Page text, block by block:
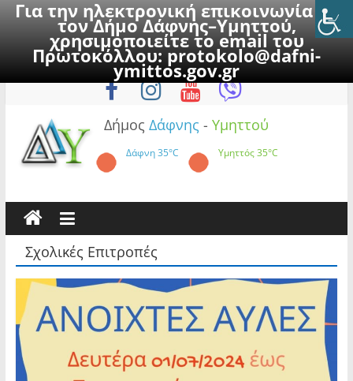
Για την ηλεκτρονική επικοινωνία με
τον Δήμο Δάφνης–Υμηττού,
χρησιμοποιείτε το email του
Πρωτοκόλλου:protokolo@dafni-
ymittos.gov.gr
to
Σάββατο, 8 Αυγούστου 2026
Δήμος Δάφνης - Υμηττού
Δάφνη35°C Υμηττός35°C
Σχολικές Επιτροπές